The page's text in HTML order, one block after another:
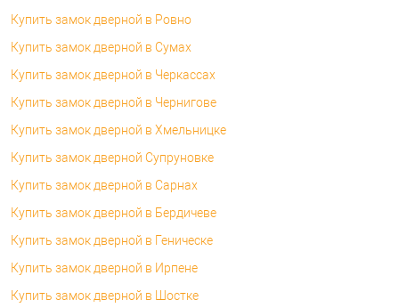
Купить замок дверной в Ровно
Купить замок дверной в Сумах
Купить замок дверной в Черкассах
Купить замок дверной в Чернигове
Купить замок дверной в Хмельницке
Купить замок дверной Супруновке
Купить замок дверной в Сарнах
Купить замок дверной в Бердичеве
Купить замок дверной в Геническе
Купить замок дверной в Ирпене
Купить замок дверной в Шостке